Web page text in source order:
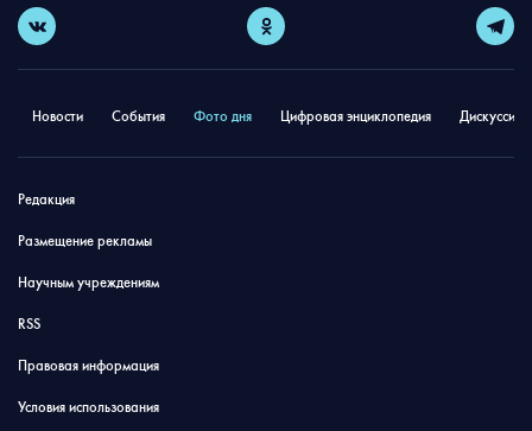
Новости События Фото дня Цифровая энциклопедия
Редакция
Размещение рекламы
Научным учреждениям
RSS
Правовая информация
Условия использования